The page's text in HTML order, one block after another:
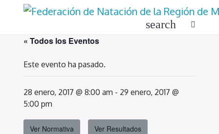
search
« Todos los Eventos
Este evento ha pasado.
28 enero, 2017 @ 8:00 am - 29 enero, 2017 @
5:00 pm
Ver Normativa
Ver Resultados